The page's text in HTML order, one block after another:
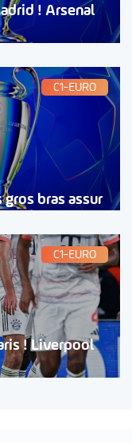
! Arsenal
C1-EURO
gros bras assur
C1-EURO
! Liverpool